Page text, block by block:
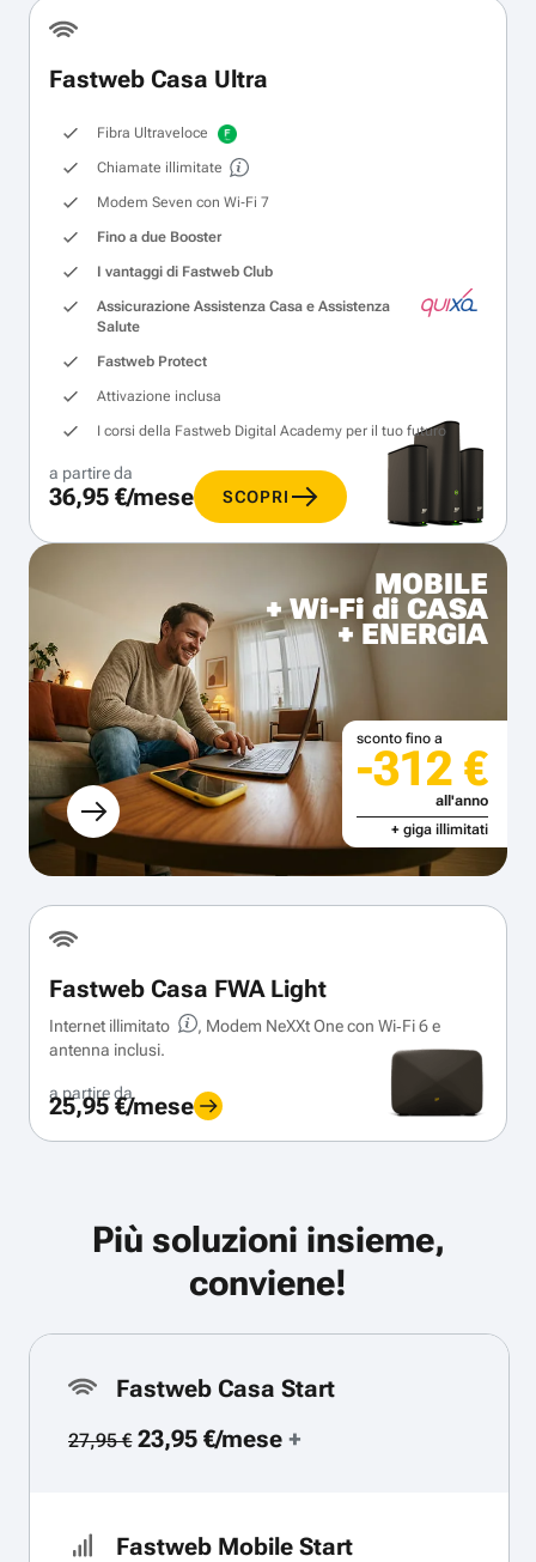
Fastweb Casa Ultra
Fibra Ultraveloce
Chiamate illimitate
Modem Seven con Wi‑Fi 7
Fino a due Booster
I vantaggi di Fastweb Club
Assicurazione Assistenza Casa e Assistenza
Salute
Fastweb Protect
Attivazione inclusa
I corsi della Fastweb Digital Academy per il tuo futuro
a partire da
36,95 €/mese SCOPRI
MOBILE
+ Wi-Fi di CASA
+ ENERGIA
sconto fino a
-312 €
all'anno
+ giga illimitati
Fastweb Casa FWA Light
Internet illimitato
, Modem NeXXt One con Wi‑Fi 6 e
antenna inclusi.
a partire da
25,95 €/mese
Più soluzioni insieme,
conviene!
Fastweb Casa Start
27,95 €23,95 €/mese+
Fastweb Mobile Start